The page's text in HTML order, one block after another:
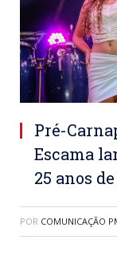
Pré-
Escama
25 anos
POR COMUNICAÇÃO